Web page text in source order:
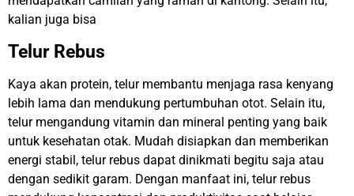
kalian juga bisa
Telur Rebus
Kaya akan protein, telur membantu menjaga rasa kenyang
lebih lama dan mendukung pertumbuhan otot. Selain itu,
telur mengandung vitamin dan mineral penting yang baik
untuk kesehatan otak. Mudah disiapkan dan memberikan
energi stabil, telur rebus dapat dinikmati begitu saja atau
dengan sedikit garam. Dengan manfaat ini, telur rebus